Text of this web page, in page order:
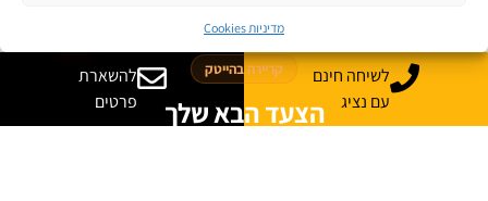
מדיניות Cookies
קריירה בהייטק
הצעד הבא שלך
לשיחה חינם
עם נציג
להשארת
פרטים